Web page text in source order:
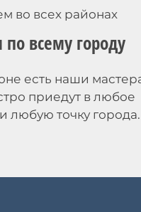
всему городу
есть наши
приедут в любое
любую точку города.